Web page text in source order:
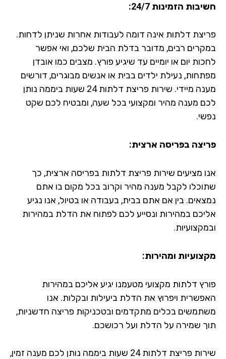
חשיבות הזמינות 24/7:
פריצת דלתות אינה דומה לעבודות אחרות שניתן לדחות.
במקרים רבים, מדובר בדלת הבית שלכם, ואי אפשר
לחכות יום או יומיים עד שיגיע פורץ. מצבים כמו אובדן
מפתחות, נעילת ילדים בבית או אנשים מבוגרים, דורשים
מענה מיידי. שירות פריצת דלתות 24 שעות ביממה נותן
לכם מענה מהיר ומקצועי בכל שעה, ומבטיח לכם שקט
נפשי.
פריצה בפריסה ארצית:
אנו מציעים שירות פריצת דלתות בפריסה ארצית, כך
שתוכלו לקבל מענה מהיר וקרוב בכל מקום בו אתם
נמצאים. בין אם אתם בבית, בעבודה או בטיול, אנו נגיע
אליכם במהירות ונסייע לכם לפתוח את הדלת במהירות
ובמקצועיות.
מקצועיות ומהירות:
פורץ דלתות מקצועי מטעמנו יגיע אליכם במהירות
האפשרית ויפרוץ את הדלת ביעילות ובקלות. אנו
משתמשים בכלים מתקדמים ובטכניקות פריצה חדשניות,
תוך שמירה על הדלת ועל רכושכם.
שירות פריצת דלתות 24 שעות ביממה נותן לכם מענה זמין,